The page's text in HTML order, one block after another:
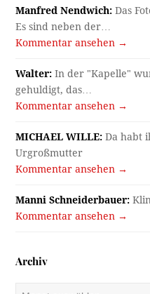
Manfred Nendwich: Das
Es sind neben der…
Kommentar ansehen →
Walter: In der "Kapelle"
gehuldigt, das…
Kommentar ansehen →
MICHAEL WILLE: Da habt
Urgroßmutter
Kommentar ansehen →
Manni Schneiderbauer:
Kommentar ansehen →
Archiv
Archiv